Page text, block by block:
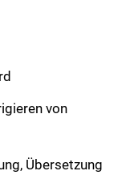
von
Übersetzung